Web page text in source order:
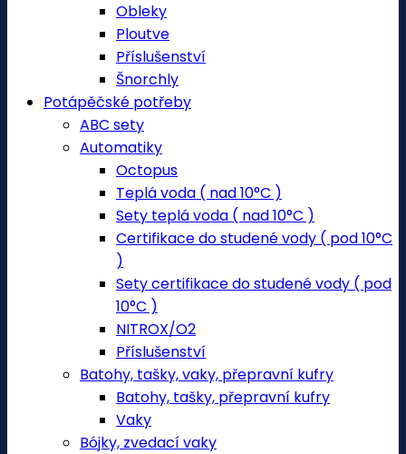
Obleky
Ploutve
Příslušenství
Šnorchly
Potápěčské potřeby
ABC sety
Automatiky
Octopus
Teplá voda ( nad 10°C )
Sety teplá voda ( nad 10°C )
Certifikace do studené vody ( pod 10°C
)
Sety certifikace do studené vody ( pod
10°C )
NITROX/O2
Příslušenství
Batohy, tašky, vaky, přepravní kufry
Batohy, tašky, přepravní kufry
Vaky
Bójky, zvedací vaky